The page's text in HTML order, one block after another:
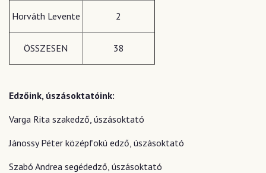
Horváth Levente 2
ÖSSZESEN 38
Edzőink, úszásoktatóink:
Varga Rita szakedző, úszásoktató
Jánossy Péter középfokú edző, úszásoktató
Szabó Andrea segédedző, úszásoktató